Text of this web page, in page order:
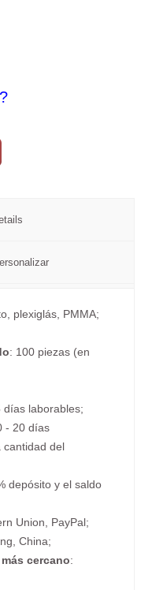
plexiglás, PMMA;
: 100 piezas (en
días laborables;
- 20 días
cantidad del
depósito y el saldo
Union, PayPal;
China;
cercano: